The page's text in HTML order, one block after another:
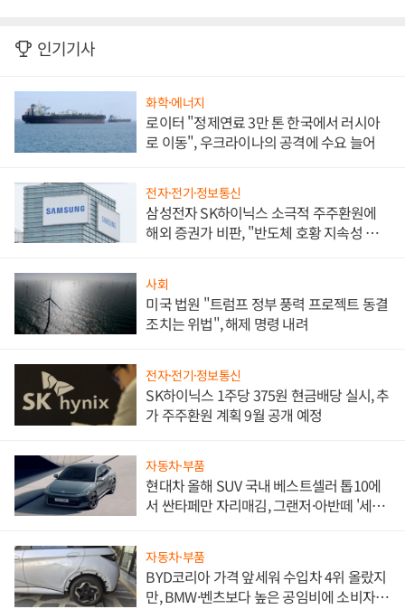
인기기사
화학·에너지
로이터 "정제연료 3만 톤 한국에서 러시아
로 이동", 우크라이나의 공격에 수요 늘어
전자·전기·정보통신
삼성전자 SK하이닉스 소극적 주주환원에
해외 증권가 비판, "반도체 호황 지속성 의
사회
미국 법원 "트럼프 정부 풍력 프로젝트 동결
조치는 위법", 해제 명령 내려
전자·전기·정보통신
SK하이닉스 1주당 375원 현금배당 실시, 추
가 주주환원 계획 9월 공개 예정
자동차·부품
현대차 올해 SUV 국내 베스트셀러 톱10에
서 싼타페만 자리매김, 그랜저·아반떼 '세단
자동차·부품
BYD코리아 가격 앞세워 수입차 4위 올랐지
만, BMW·벤츠보다 높은 공임비에 소비자